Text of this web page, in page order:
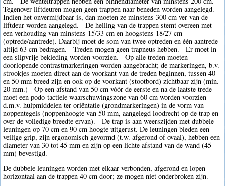
Tegenover liftdeuren mogen geen trappen naar beneden worden aangelegd.
Indien het onvermijdbaar is, dan moeten ze minstens 300 cm ver van de
liftdeur worden aangelegd. - De helling van de trappen stemt overeen met
een verhouding van minstens 15/33 cm en hoogstens 18/27 cm
(optrede/aantrede). Daarbij moet de som van twee optreden en één aantrede
altijd 63 cm bedragen. - Treden mogen geen trapneus hebben. - Er moet in
een slipvrije bekleding worden voorzien. - Op alle treden moeten
doorlopende contrastmarkeringen worden aangebracht; de markeringen, b.v.
strookjes moeten direct aan de voorkant van de treden beginnen, tussen 40
en 50 mm breed zijn en ook op de voorkant (stootbord) zichtbaar zijn (min.
20 mm.) - Op een afstand van 50 cm vóór de eerste en na de laatste trede
moet een podo-tactiele waarschuwingszone van 60 cm worden voorzien
d.m.v. hulpmiddelen ter oriëntatie (grondmarkeringen) in de vorm van
noppentegels (noppenhoogte van 50 mm, aangelegd loodrecht op de trap en
over de volledige breedte ervan). - De trap is aan weerszijden met dubbele
leuningen op 70 cm en 90 cm hoogte uitgerust. De leuningen bieden een
veilige grip, zijn ergonomisch gevormd (t.w. afgerond of ovaal), hebben een
diameter van 30 tot 45 mm en zijn op een lichte afstand van de wand (45
mm) bevestigd.
De dubbele leuningen worden met elkaar verbonden, afgerond en lopen
horizontaal aan de trappen 40 cm door; ze mogen niet onderbroken zijn.